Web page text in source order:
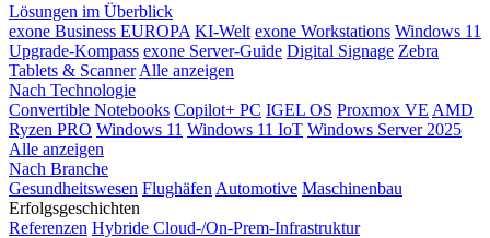
Lösungen im Überblick
exone Business EUROPA KI-Welt exone Workstations Windows 11
Upgrade-Kompass exone Server-Guide Digital Signage Zebra
Tablets & Scanner Alle anzeigen
Nach Technologie
Convertible Notebooks Copilot+ PC IGEL OS Proxmox VE AMD
Ryzen PRO Windows 11 Windows 11 IoT Windows Server 2025
Alle anzeigen
Nach Branche
Gesundheitswesen Flughäfen Automotive Maschinenbau
Erfolgsgeschichten
Referenzen Hybride Cloud-/On-Prem-Infrastruktur